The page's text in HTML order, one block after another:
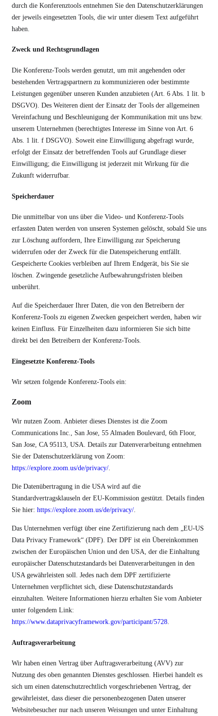
durch die Konferenztools entnehmen Sie den Datenschutzerklärungen
der jeweils eingesetzten Tools, die wir unter diesem Text aufgeführt
haben.
Zweck und Rechtsgrundlagen
Die Konferenz-Tools werden genutzt, um mit angehenden oder
bestehenden Vertragspartnern zu kommunizieren oder bestimmte
Leistungen gegenüber unseren Kunden anzubieten (Art. 6 Abs. 1 lit. b
DSGVO). Des Weiteren dient der Einsatz der Tools der allgemeinen
Vereinfachung und Beschleunigung der Kommunikation mit uns bzw.
unserem Unternehmen (berechtigtes Interesse im Sinne von Art. 6
Abs. 1 lit. f DSGVO). Soweit eine Einwilligung abgefragt wurde,
erfolgt der Einsatz der betreffenden Tools auf Grundlage dieser
Einwilligung; die Einwilligung ist jederzeit mit Wirkung für die
Zukunft widerrufbar.
Speicherdauer
Die unmittelbar von uns über die Video- und Konferenz-Tools
erfassten Daten werden von unseren Systemen gelöscht, sobald Sie uns
zur Löschung auffordern, Ihre Einwilligung zur Speicherung
widerrufen oder der Zweck für die Datenspeicherung entfällt.
Gespeicherte Cookies verbleiben auf Ihrem Endgerät, bis Sie sie
löschen. Zwingende gesetzliche Aufbewahrungsfristen bleiben
unberührt.
Auf die Speicherdauer Ihrer Daten, die von den Betreibern der
Konferenz-Tools zu eigenen Zwecken gespeichert werden, haben wir
keinen Einfluss. Für Einzelheiten dazu informieren Sie sich bitte
direkt bei den Betreibern der Konferenz-Tools.
Eingesetzte Konferenz-Tools
Wir setzen folgende Konferenz-Tools ein:
Zoom
Wir nutzen Zoom. Anbieter dieses Dienstes ist die Zoom
Communications Inc., San Jose, 55 Almaden Boulevard, 6th Floor,
San Jose, CA 95113, USA. Details zur Datenverarbeitung entnehmen
Sie der Datenschutzerklärung von Zoom:
https://explore.zoom.us/de/privacy/.
Die Datenübertragung in die USA wird auf die
Standardvertragsklauseln der EU-Kommission gestützt. Details finden
Sie hier: https://explore.zoom.us/de/privacy/.
Das Unternehmen verfügt über eine Zertifizierung nach dem „EU-US
Data Privacy Framework“ (DPF). Der DPF ist ein Übereinkommen
zwischen der Europäischen Union und den USA, der die Einhaltung
europäischer Datenschutzstandards bei Datenverarbeitungen in den
USA gewährleisten soll. Jedes nach dem DPF zertifizierte
Unternehmen verpflichtet sich, diese Datenschutzstandards
einzuhalten. Weitere Informationen hierzu erhalten Sie vom Anbieter
unter folgendem Link:
https://www.dataprivacyframework.gov/participant/5728.
Auftragsverarbeitung
Wir haben einen Vertrag über Auftragsverarbeitung (AVV) zur
Nutzung des oben genannten Dienstes geschlossen. Hierbei handelt es
sich um einen datenschutzrechtlich vorgeschriebenen Vertrag, der
gewährleistet, dass dieser die personenbezogenen Daten unserer
Websitebesucher nur nach unseren Weisungen und unter Einhaltung